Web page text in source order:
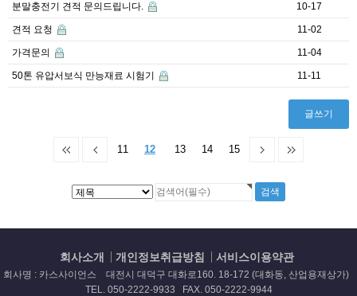
분말충전기 견적 문의드립니다. 10-17
견적 요청 11-02
가격문의 11-04
50톤 유압서보식 만능재료 시험기 11-11
글쓰기
11 12 13 14 15
회사소개 개인정보취급방침 서비스이용약관
회사명 : 카스사이언스 대전시 대덕구 대화로160. 18-172 (대화동, 산업용재상가)
TEL. 050-2222-9933 FAX. 050-2222-9944